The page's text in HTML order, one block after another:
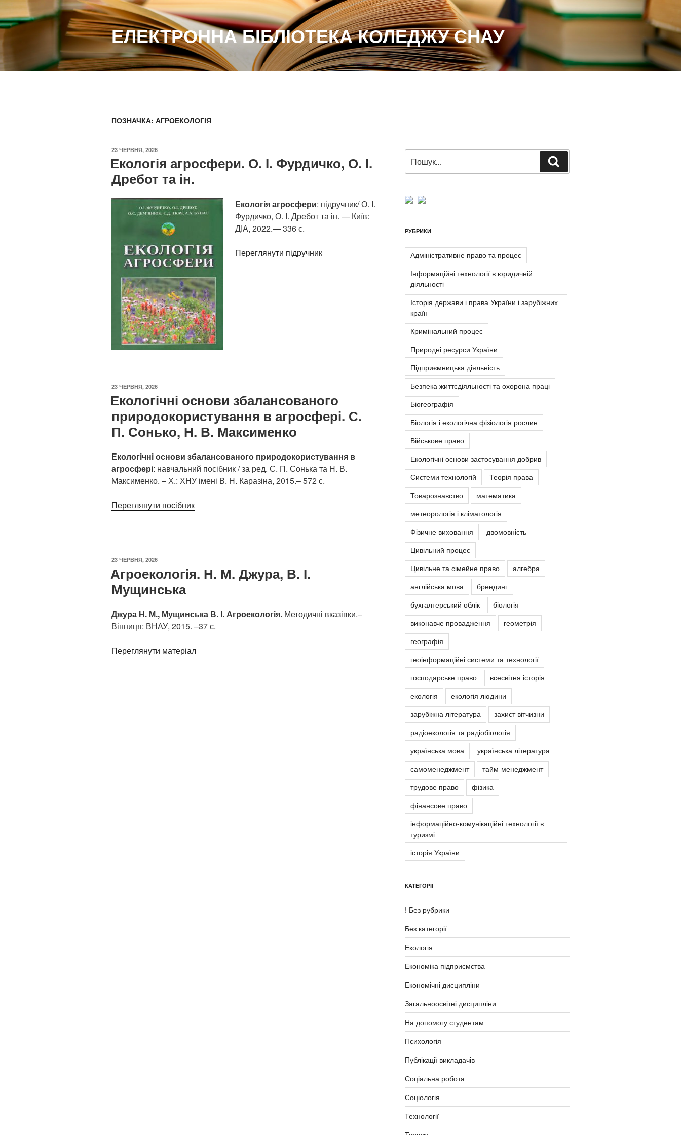
Перейти
до
вмісту
ЕЛЕКТРОННА БІБЛІОТЕКА КОЛЕДЖУ СНАУ
ПОЗНАЧКА: АГРОЕКОЛОГІЯ
ОПУБЛІКОВАНО
23 ЧЕРВНЯ, 2026
Екологія агросфери. О. І. Фурдичко, О. І.
Дребот та ін.
Екологія агросфери: підручник/ О. І.
Фурдичко, О. І. Дребот та ін. — Київ:
ДІА, 2022.— 336 с.
Переглянути підручник
ОПУБЛІКОВАНО
23 ЧЕРВНЯ, 2026
Екологічні основи збалансованого
природокористування в агросфері. С.
П. Сонько, Н. В. Максименко
Екологічні основи збалансованого природокористування в
агросфері: навчальний посібник / за ред. С. П. Сонька та Н. В.
Максименко. – Х.: ХНУ імені В. Н. Каразіна, 2015.– 572 с.
Переглянути посібник
ОПУБЛІКОВАНО
23 ЧЕРВНЯ, 2026
Агроекологія. Н. М. Джура, В. І.
Мущинська
Джура Н. М., Мущинська В. І. Агроекологія. Методичні вказівки.–
Вінниця: ВНАУ, 2015. –37 с.
Переглянути матеріал
за
запитом:
РУБРИКИ
Адміністративне право та процес
Інформаційні технології в юридичній
діяльності
Історія держави і права України і зарубіжних
країн
Кримінальний процес
Природні ресурси України
Підприємницька діяльність
Безпека життєдіяльності та охорона праці
Біогеографія
Біологія і екологічна фізіологія рослин
Військове право
Екологічні основи застосування добрив
Системи технологій
Теорія права
Товарознавство
математика
метеорологія і кліматологія
Фізичне виховання
двомовність
Цивільний процес
Цивільне та сімейне право
алгебра
англійська мова
брендинг
бухгалтерський облік
біологія
виконавче провадження
геометрія
географія
геоінформаційні системи та технології
господарське право
всесвітня історія
екологія
екологія людини
зарубіжна література
захист вітчизни
радіоекологія та радіобіологія
українська мова
українська література
самоменеджмент
тайм-менеджмент
трудове право
фізика
фінансове право
інформаційно-комунікаційні технології в
туризмі
історія України
КАТЕГОРІЇ
! Без рубрики
Без категорії
Екологія
Економіка підприємства
Економічні дисципліни
Загальноосвітні дисципліни
На допомогу студентам
Психологія
Публікації викладачів
Соціальна робота
Соціологія
Технології